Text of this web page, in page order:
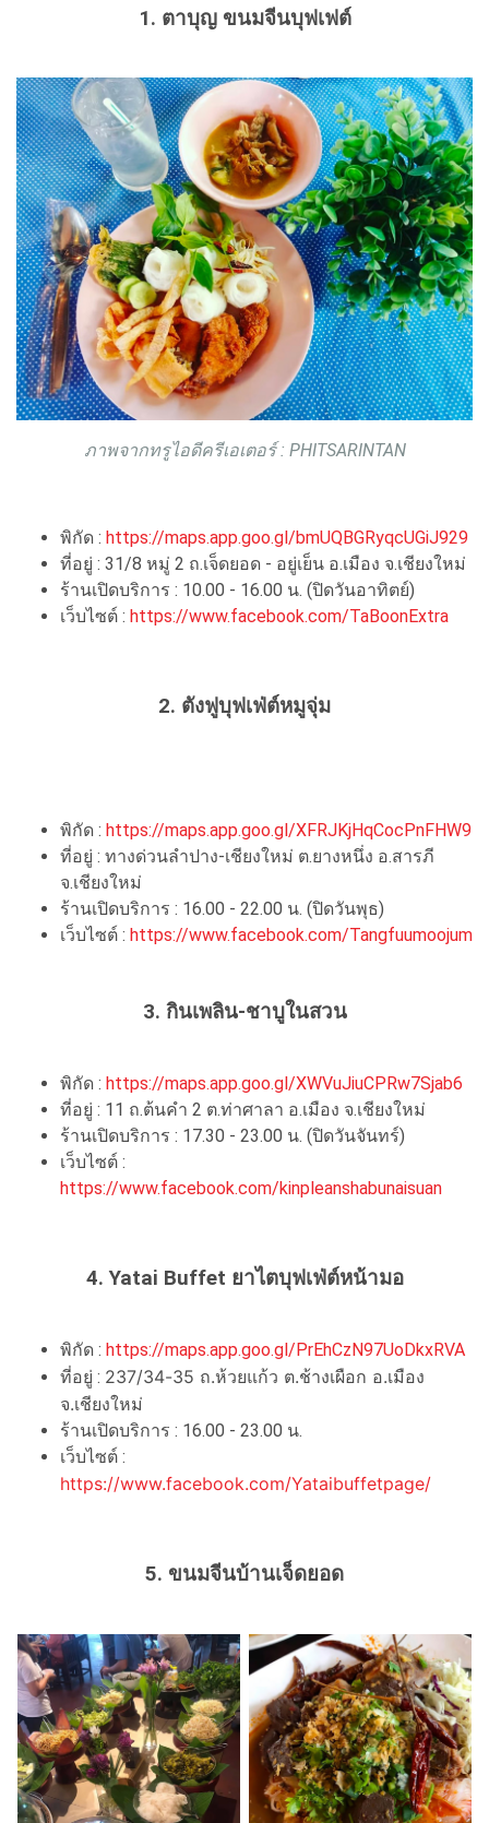
1. ตาบุญ ขนมจีนบุฟเฟต์
ภาพจากทรูไอดีครีเอเตอร์ : PHITSARINTAN
พิกัด : https://maps.app.goo.gl/bmUQBGRyqcUGiJ929
ที่อยู่ : 31/8 หมู่ 2 ถ.เจ็ดยอด - อยู่เย็น อ.เมือง จ.เชียงใหม่
ร้านเปิดบริการ : 10.00 - 16.00 น. (ปิดวันอาทิตย์)
เว็บไซต์ : https://www.facebook.com/TaBoonExtra
2. ตังฟูบุฟเฟ่ต์หมูจุ่ม
พิกัด : https://maps.app.goo.gl/XFRJKjHqCocPnFHW9
ที่อยู่ : ทางด่วนลำปาง-เชียงใหม่ ต.ยางหนึ่ง อ.สารภี
จ.เชียงใหม่
ร้านเปิดบริการ : 16.00 - 22.00 น. (ปิดวันพุธ)
เว็บไซต์ : https://www.facebook.com/Tangfuumoojum
3. กินเพลิน-ชาบูในสวน
พิกัด : https://maps.app.goo.gl/XWVuJiuCPRw7Sjab6
ที่อยู่ : 11 ถ.ต้นคำ 2 ต.ท่าศาลา อ.เมือง จ.เชียงใหม่
ร้านเปิดบริการ : 17.30 - 23.00 น. (ปิดวันจันทร์)
เว็บไซต์ :
https://www.facebook.com/kinpleanshabunaisuan
4. Yatai Buffet ยาไตบุฟเฟ่ต์หน้ามอ
พิกัด : https://maps.app.goo.gl/PrEhCzN97UoDkxRVA
ที่อยู่ : 237/34-35 ถ.ห้วยแก้ว ต.ช้างเผือก อ.เมือง
จ.เชียงใหม่
ร้านเปิดบริการ : 16.00 - 23.00 น.
เว็บไซต์ :
https://www.facebook.com/Yataibuffetpage/
5. ขนมจีนบ้านเจ็ดยอด